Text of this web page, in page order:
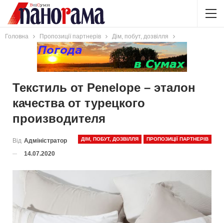
Головна Пропозиції партнерів Дім, побут, дозвілля
Текстиль от Penelope – эталон
качества от турецкого
производителя
ДІМ, ПОБУТ, ДОЗВІЛЛЯ ПРОПОЗИЦІЇ ПАРТНЕРІВ
Від Адміністратор
14.07.2020